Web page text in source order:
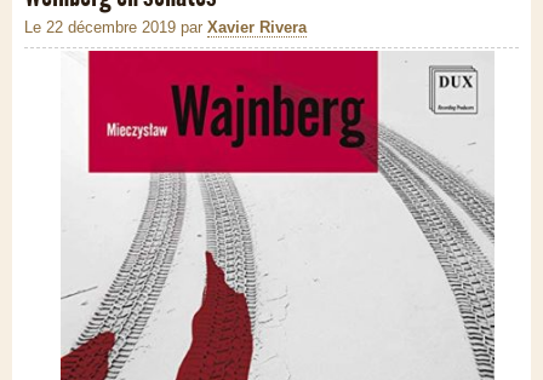
Le 22 décembre 2019 par Xavier Rivera